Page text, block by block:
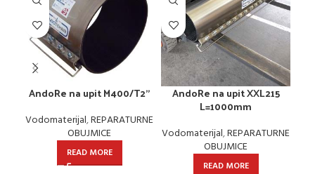
AndoRe na upit M400/T2”
Vodomaterijal,REPARATURNE
OBUJMICE
READ MORE
AndoRe na upit XXL215
L=1000mm
Vodomaterijal,REPARATURNE
OBUJMICE
READ MORE